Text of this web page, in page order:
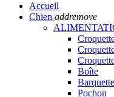
Accueil
Chien addremove
Boîte
Barquette
Pochon